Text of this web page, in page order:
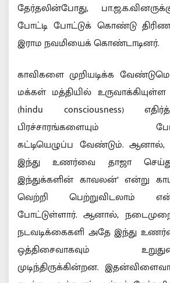
தேர்தலின்போது,
போட்டி போட்டுக் கொண்டு
இராம நவமியைக் கொண்டாடினர்.
காவிகளை முறியடிக்க
மக்கள் மத்தியில்
(hindu consciousness)
பிரச்சாரங்களையும்
கட்டியெழுப்ப வேண்டும்.
இந்து உணர்வை தாஜா
இந்துக்களின் காவலன்’ என்று
வெற்றி பெற்றுவிடலாம்
போட்டுள்ளார். ஆனால்,
நடவடிக்கைகளி அதே இந்து
ஒத்திசைவாகவும்
முடிந்திருக்கின்றன.